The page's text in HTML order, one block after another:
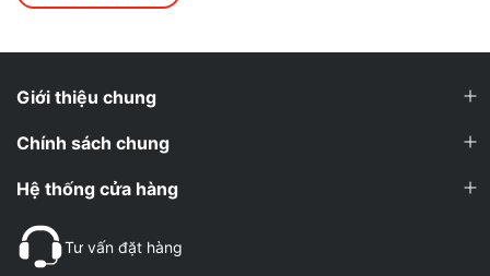
Giới thiệu chung
Chính sách chung
Hệ thống cửa hàng
Tư vấn đặt hàng